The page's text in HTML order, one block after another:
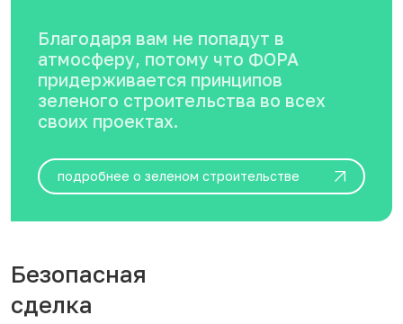
Благодаря вам не попадут в
атмосферу, потому что ФОРА
придерживается принципов
зеленого строительства во всех
своих проектах.
подробнее о зеленом строительстве
Безопасная
сделка